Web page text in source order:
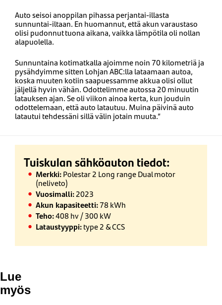
Auto seisoi anoppilan pihassa perjantai-illasta
sunnuntai-iltaan. En huomannut, että akun varaustaso
olisi pudonnut tuona aikana, vaikka lämpötila oli nollan
alapuolella.
Sunnuntaina kotimatkalla ajoimme noin 70 kilometriä ja
pysähdyimme sitten Lohjan ABC:lla lataamaan autoa,
koska muuten kotiin saapuessamme akkua olisi ollut
jäljellä hyvin vähän. Odottelimme autossa 20 minuutin
latauksen ajan. Se oli viikon ainoa kerta, kun jouduin
odottelemaan, että auto latautuu. Muina päivinä auto
latautui tehdessäni sillä välin jotain muuta.”
Tuiskulan sähköauton tiedot:
Merkki:Polestar 2 Long range Dual motor
(neliveto)
Vuosimalli:2023
Akun kapasiteetti:78 kWh
Teho:408 hv / 300 kW
Lataustyyppi:type 2 & CCS
Lue
myös